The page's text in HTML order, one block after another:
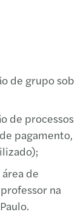
de grupo sob
de processos
pagamento,
de
na